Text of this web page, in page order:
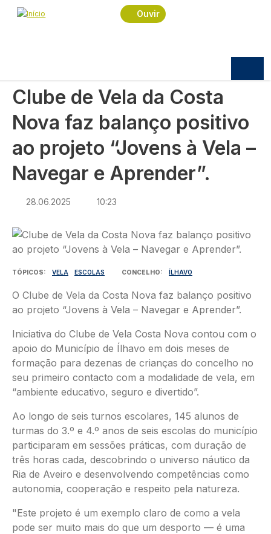
Passar para o conteúdo principal
Ouvir
Navegação estrutural
Início
Praça
Clube de Vela da Costa Nova faz balanço positivo
Clube de Vela da Costa
Nova faz balanço positivo
ao projeto “Jovens à Vela –
Navegar e Aprender”.
28.06.2025 10:23
Imagem
TÓPICOS VELA ESCOLAS CONCELHO ÍLHAVO
O Clube de Vela da Costa Nova faz balanço positivo
ao projeto “Jovens à Vela – Navegar e Aprender”.
Iniciativa do Clube de Vela Costa Nova contou com o
apoio do Município de Ílhavo em dois meses de
formação para dezenas de crianças do concelho no
seu primeiro contacto com a modalidade de vela, em
“ambiente educativo, seguro e divertido”.
Ao longo de seis turnos escolares, 145 alunos de
turmas do 3.º e 4.º anos de seis escolas do município
participaram em sessões práticas, com duração de
três horas cada, descobrindo o universo náutico da
Ria de Aveiro e desenvolvendo competências como
autonomia, cooperação e respeito pela natureza.
"Este projeto é um exemplo claro de como a vela
pode ser muito mais do que um desporto — é uma